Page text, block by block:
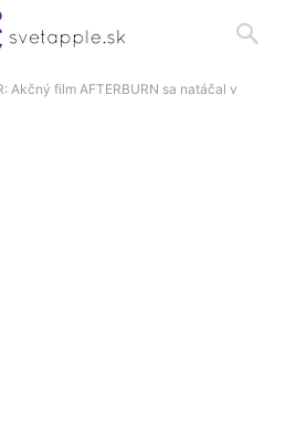
Akčný film AFTERBURN sa natáčal v